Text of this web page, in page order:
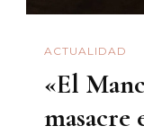
ACTUALIDAD
«El
masacre